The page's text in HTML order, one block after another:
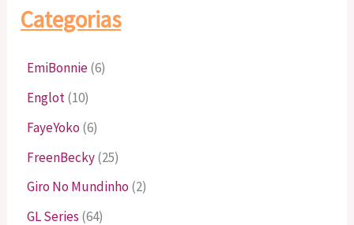
Categorias
EmiBonnie(6)
Englot(10)
FayeYoko (6)
FreenBecky(25)
Giro No Mundinho (2)
GL Series (64)